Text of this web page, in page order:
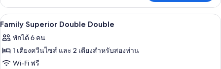
เกี่ยว
กับ
Family
Superior
เปิด
ภาพถ่าย
ทั้งหมด
ของ
เครื่องนอนระดับพรีเมียม, มินิบาร์, ตู้นิ
4
Family Superior Double Double
พักได้ 6 คน
1 เตียงควีนไซส์ และ 2 เตียงสำหรับสองท่าน
Wi-Fi ฟรี